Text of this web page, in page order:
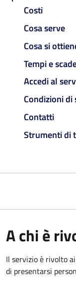
Costi
Cosa serve
Cosa si
Tempi e
Accedi al
Condizioni di
Contatti
Strumenti di
A chi è
Il servizio è rivolto
di presentarsi